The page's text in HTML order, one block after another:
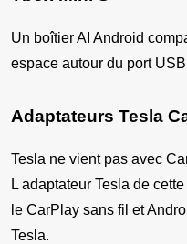
Un boîtier AI Android
espace autour du port
Adaptateurs Tesla
Tesla ne vient pas avec
L adaptateur Tesla de
le CarPlay sans fil et
Tesla.